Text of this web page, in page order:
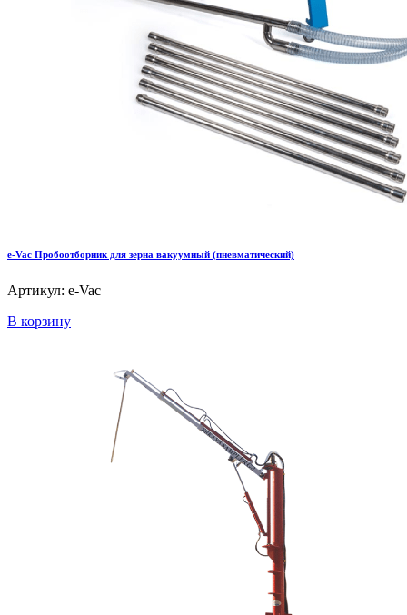
e-Vac Пробоотборник для зерна вакуумный (пневматический)
Артикул: e-Vac
В корзину